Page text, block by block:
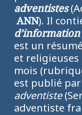
adventistes
ANN). Il
est un
et
mois
est publié
adventiste
adventiste